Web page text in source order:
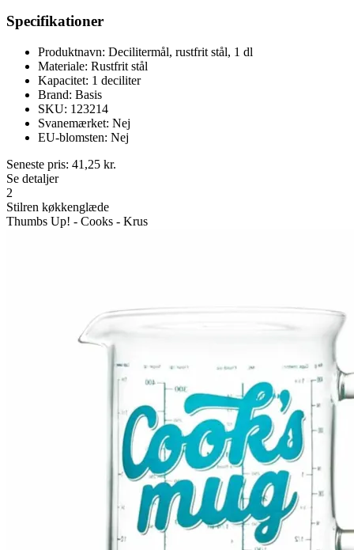
Specifikationer
Produktnavn: Decilitermål, rustfrit stål, 1 dl
Materiale: Rustfrit stål
Kapacitet: 1 deciliter
Brand: Basis
SKU: 123214
Svanemærket: Nej
EU-blomsten: Nej
Seneste pris: 41,25 kr.
Se detaljer
2
Stilren køkkenglæde
Thumbs Up! - Cooks - Krus